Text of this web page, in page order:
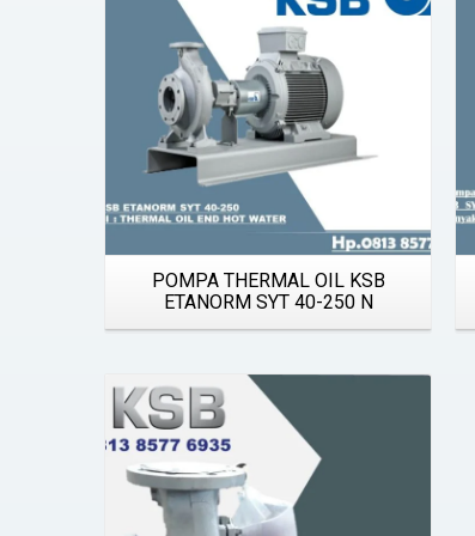
POMPA THERMAL OIL KSB
ETANORM SYT 40-250 N